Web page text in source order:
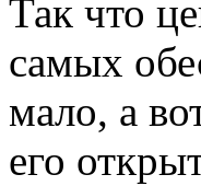
Так что
самых
мало, а
его